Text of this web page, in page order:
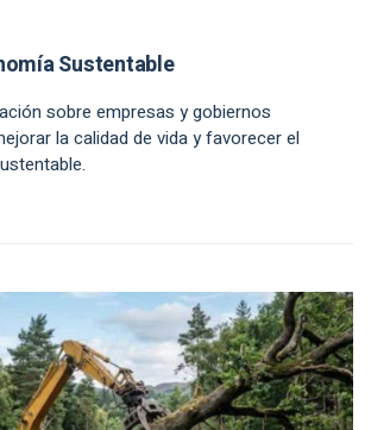
Sustentable
sobre empresas y gobiernos
la calidad de vida y favorecer el